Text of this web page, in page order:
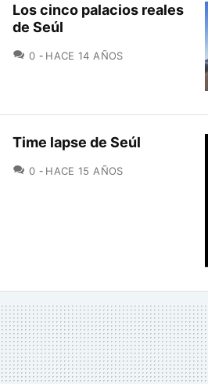
Los cinco palacios reales
de Seúl
0 COMENTARIOS
HACE 14 AÑOS
Time lapse de Seúl
0 COMENTARIOS
HACE 15 AÑOS